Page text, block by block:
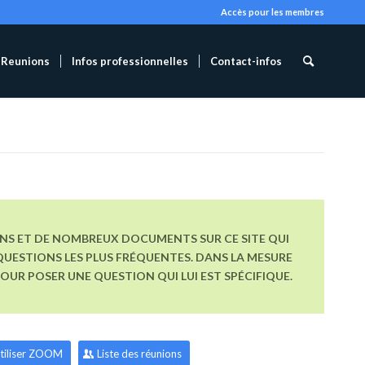
Accès pour les membres
Reunions Infos professionnelles Contact-infos
ET DE NOMBREUX DOCUMENTS SUR CE SITE QUI
LES PLUS FRÉQUENTES. DANS LA MESURE
POSER UNE QUESTION QUI LUI EST SPÉCIFIQUE.
ZOOM Liste des réunions